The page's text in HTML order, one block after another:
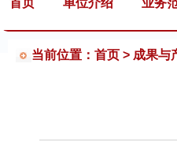
首页 单位介绍 业务
当前位置：首页 > 成果与